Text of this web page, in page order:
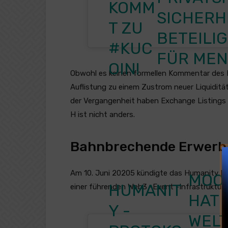
KOMM
T ZU
#KUC
OIN!
FÜR
Obwohl es keinen formellen Kommentar
Auflistung zu einem Zustrom neuer
der Vergangenheit haben Exchange
H ist nicht anders.
Bahnbrechende
Am 10. Juni 20205 kündigte das Humanity
einer führenden Web3 -Event -
HUMANIT
Y -
HAT